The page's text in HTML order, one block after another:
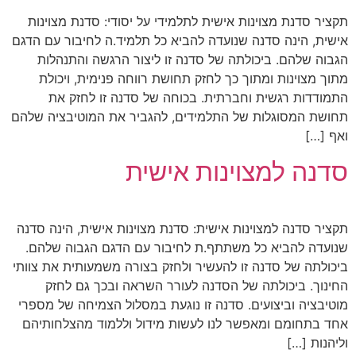
תקציר סדנת מצוינות אישית לתלמידי על יסודי: סדנת מצוינות
אישית, הינה סדנה שנועדה להביא כל תלמיד.ה לחיבור עם הדגם
הגבוה שלהם. ביכולתה של סדנה זו ליצור הרגשה והתנהלות
מתוך מצוינות ומתוך כך לחזק תחושת רווחה פנימית, ויכולת
התמודדות רגשית וחברתית. בכוחה של סדנה זו לחזק את
תחושת המסוגלות של התלמידים, להגביר את המוטיבציה שלהם
ואף […]
סדנה למצוינות אישית
תקציר סדנה למצוינות אישית: סדנת מצוינות אישית, הינה סדנה
שנועדה להביא כל משתתף.ת לחיבור עם הדגם הגבוה שלהם.
ביכולתה של סדנה זו להעשיר ולחזק בצורה משמעותית את צוותי
החינוך. ביכולתה של הסדנה לעורר השראה ובכך גם לחזק
מוטיבציה וביצועים. סדנה זו נוגעת במסלול הצמיחה של מספרי
אחד בתחומם ומאפשר לנו לעשות מידול וללמוד מהצלחותיהם
וליהנות […]